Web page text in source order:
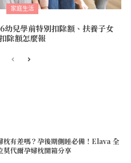
家庭生活
幼兒學前特別扣除額、扶養子女
除額怎麼報
枕有差嗎？孕後期側睡必備！Elava 全
莫代爾孕婦枕開箱分享